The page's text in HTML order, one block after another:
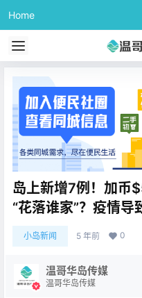
Home
岛上新增7例！加币
“花落谁家”？疫情
小岛新闻 5 年前 0
温哥华岛传媒
温哥华岛传媒